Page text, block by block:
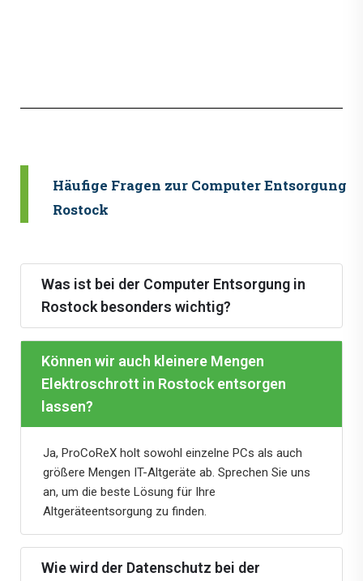
Häufige Fragen zur Computer Entsorgung
Rostock
Was ist bei der Computer Entsorgung in
Rostock besonders wichtig?
Können wir auch kleinere Mengen
Elektroschrott in Rostock entsorgen
lassen?
Ja, ProCoReX holt sowohl einzelne PCs als auch
größere Mengen IT-Altgeräte ab. Sprechen Sie uns
an, um die beste Lösung für Ihre
Altgeräteentsorgung zu finden.
Wie wird der Datenschutz bei der